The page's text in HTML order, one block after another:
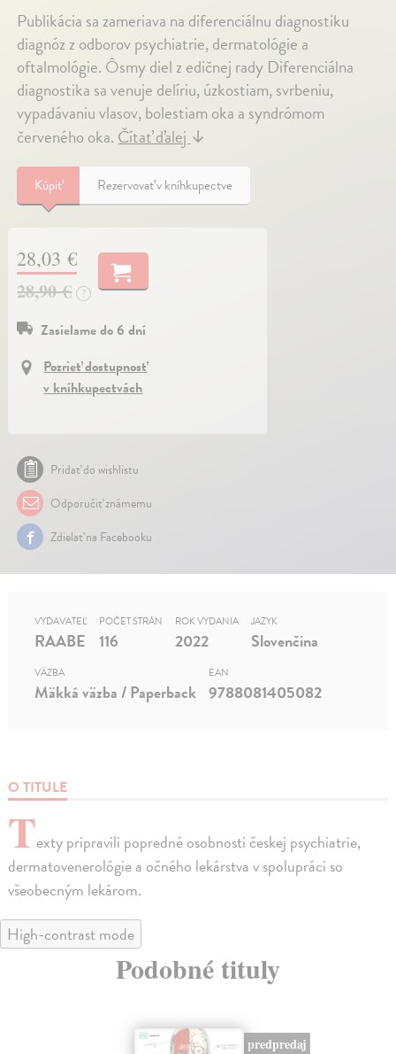
Publikácia sa zameriava na diferenciálnu diagnostiku
diagnóz z odborov psychiatrie, dermatológie a
oftalmológie. Ôsmy diel z edičnej rady Diferenciálna
diagnostika sa venuje delíriu, úzkostiam, svrbeniu,
vypadávaniu vlasov, bolestiam oka a syndrómom
červeného oka. Čítať ďalej ↓
Kúpiť Rezervovať v kníhkupectve
28,03 €
28,90 €
?
Zasielame do 6 dní
Pozrieť dostupnosť
v kníhkupectvách
Pridať do wishlistu
Odporučiť známemu
Zdielať na Facebooku
O TITULE
Texty pripravili popredné osobnosti českej psychiatrie,
dermatovenerológie a očného lekárstva v spolupráci so
všeobecným lekárom.
VYDAVATEĽ
RAABE
POČET STRÁN
116
ROK VYDANIA
2022
JAZYK
Slovenčina
VÄZBA
Mäkká väzba / Paperback
EAN
9788081405082
High-contrast mode
Podobné tituly
predpredaj